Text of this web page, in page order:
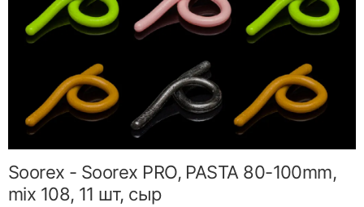
Soorex - Soorex PRO, PASTA 80-100mm,
mix 108, 11 шт, сыр